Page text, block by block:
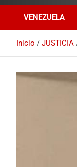
VENEZUELA
Inicio JUSTICIA